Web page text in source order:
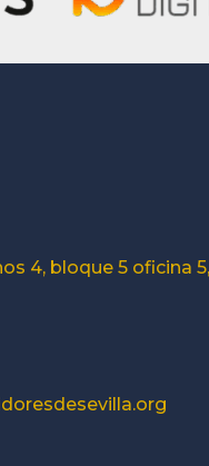
4, bloque 5 oficina